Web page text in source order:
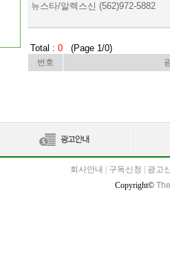
뉴스타/알렉스신 (562)972-5882
Total : 0 (Page 1/0)
번호
회사안내 구독신청
광고
Copyright©